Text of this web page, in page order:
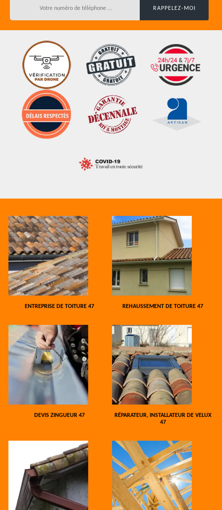
ENTREPRISE DE TOITURE 47 REHAUSSEMENT DE TOITURE 47
DEVIS ZINGUEUR 47
RÉPARATEUR, INSTALLATEUR DE VELUX
47